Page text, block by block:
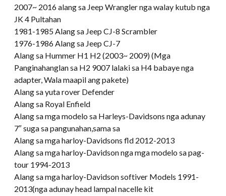
2007~ 2016 alang sa Jeep Wrangler nga walay kutub nga
JK 4 Pultahan
1981-1985 Alang sa Jeep CJ-8 Scrambler
1976-1986 Alang sa Jeep CJ-7
Alang sa Hummer H1 H2 (2003~ 2009) (Mga
Panginahanglan sa H2 9007 lalaki sa H4 babaye nga
adapter, Wala maapil ang pakete)
Alang sa yuta rover Defender
Alang sa Royal Enfield
Alang sa mga modelo sa Harleys-Davidsons nga adunay
7″ suga sa pangunahan,sama sa
Alang sa mga harloy-Davidsons fld 2012-2013
Alang sa mga harloy-Davidson nga mga modelo sa pag-
tour 1994-2013
Alang sa mga harloy-Davidson softiver Models 1991-
2013(nga adunay head lampal nacelle kit